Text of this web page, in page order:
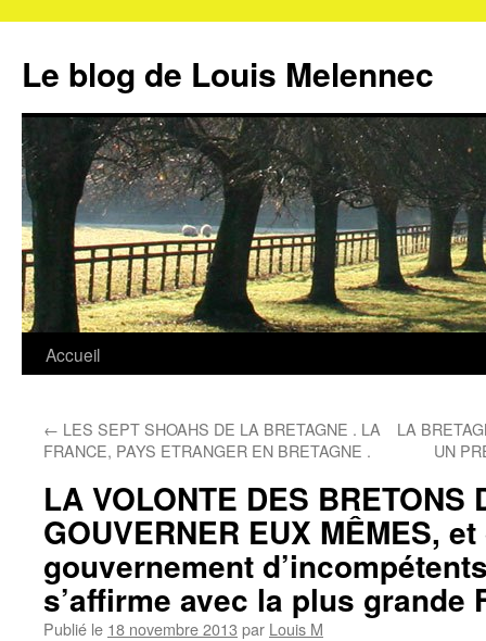
contenu
Le blog de Louis Melennec
Accueil
← LES SEPT SHOAHS DE LA BRETAGNE . LA
FRANCE, PAYS ETRANGER EN BRETAGNE .
LA
UN
LA VOLONTE DES BRETONS
GOUVERNER EUX MÊMES,
gouvernement
s’affirme avec la plus grande
Publié le 18 novembre 2013 par Louis M